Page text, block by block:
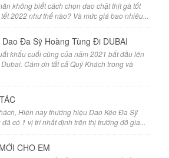
không biết cách chọn dao chặt thịt gà tốt
2022 như thế nào? Và mức giá bao nhiêu...
Đa Sỹ Hoàng Tùng Đi DUBAI
khẩu cuối cùng của năm 2021 bắt đầu lên
Cám ơn tất cả Quý Khách trong và
Hiện nay thương hiệu Dao Kéo Đa Sỹ
có 1 vị trí nhất định trên thị trường đồ gia...
CHO EM